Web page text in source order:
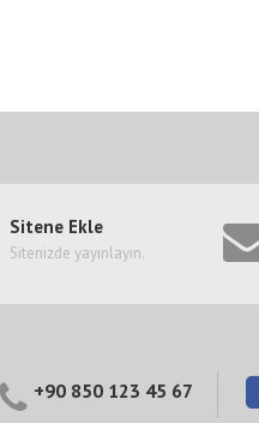
Sitene Ekle
Sitenizde yayınlayın.
+90 850 123 45 67